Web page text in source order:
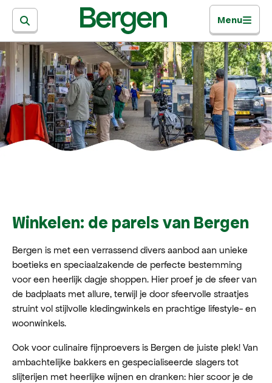
Menu
Winkelen: de parels van Bergen
Bergen is met een verrassend divers aanbod aan unieke
boetieks en speciaalzakende de perfecte bestemming
voor een heerlijk dagje shoppen. Hier proef je de sfeer van
de badplaats met allure, terwijl je door sfeervolle straatjes
struint vol stijlvolle kledingwinkels en prachtige lifestyle- en
woonwinkels.
Ook voor culinaire fijnproevers is Bergen de juiste plek! Van
ambachtelijke bakkers en gespecialiseerde slagers tot
slijterijen met heerlijke wijnen en dranken: hier scoor je de